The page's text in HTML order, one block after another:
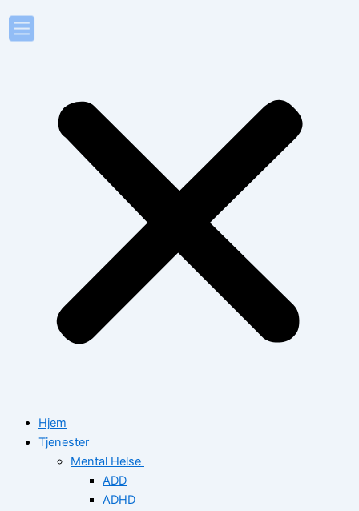
Hjem
Tjenester
Mental Helse
ADD
ADHD